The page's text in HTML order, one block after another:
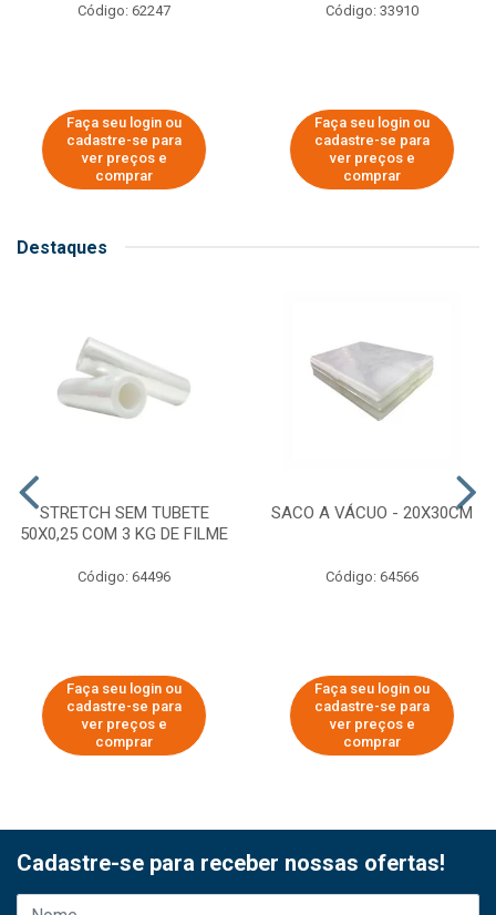
Código: 62247
Faça seu login ou
cadastre-se para
ver preços e
comprar
Código: 33910
Faça seu login ou
cadastre-se para
ver preços e
comprar
Destaques
STRETCH SEM TUBETE
50X0,25 COM 3 KG DE FILME
Código: 64496
Faça seu login ou
cadastre-se para
ver preços e
comprar
SACO A VÁCUO - 20X30CM
Código: 64566
Faça seu login ou
cadastre-se para
ver preços e
comprar
Cadastre-se para receber nossas ofertas!